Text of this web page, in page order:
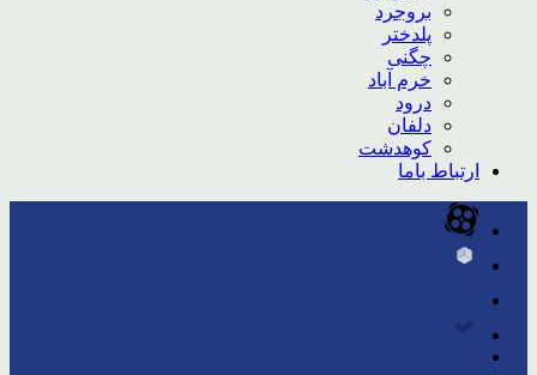
بروجرد
پلدختر
چگنی
خرم آباد
درود
دلفان
کوهدشت
ارتباط باما